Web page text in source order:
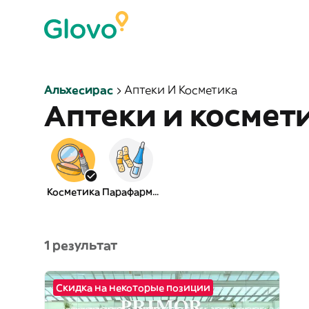
Альхесирас Аптеки И Косметика
Аптеки и
Косметика Парафармация
1 результат
Скидка на некоторые позиции